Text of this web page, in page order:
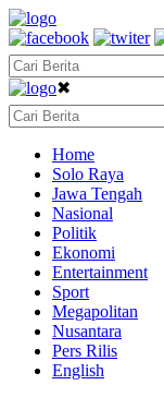
✖
Home
Solo Raya
Jawa Tengah
Nasional
Politik
Ekonomi
Entertainment
Sport
Megapolitan
Nusantara
Pers Rilis
English